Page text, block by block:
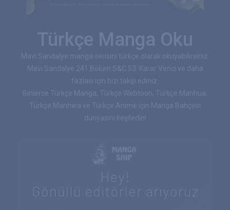
Türkçe Manga Oku
Mavi Sandalye manga serisini türkçe olarak okuyabilirsiniz.
Mavi Sandalye 241.Bölüm S&C 53: Karar Verici ve daha
fazlası için bizi takip ediniz.
Binlerce Türkçe Manga, Türkçe Webtoon, Türkçe Manhua,
Türkçe Manhwa ve Türkçe Anime için Manga Bahçesi
dünyasını keşfedin!